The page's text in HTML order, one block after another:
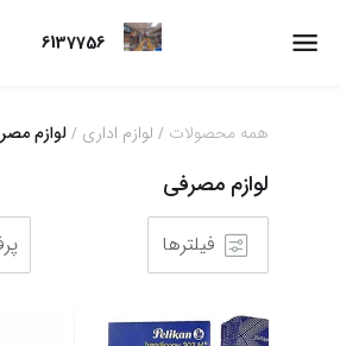
6137756
همه محصولات / لوازم اداری / لوازم
لوازم مصرفی
فیلترها
4 5